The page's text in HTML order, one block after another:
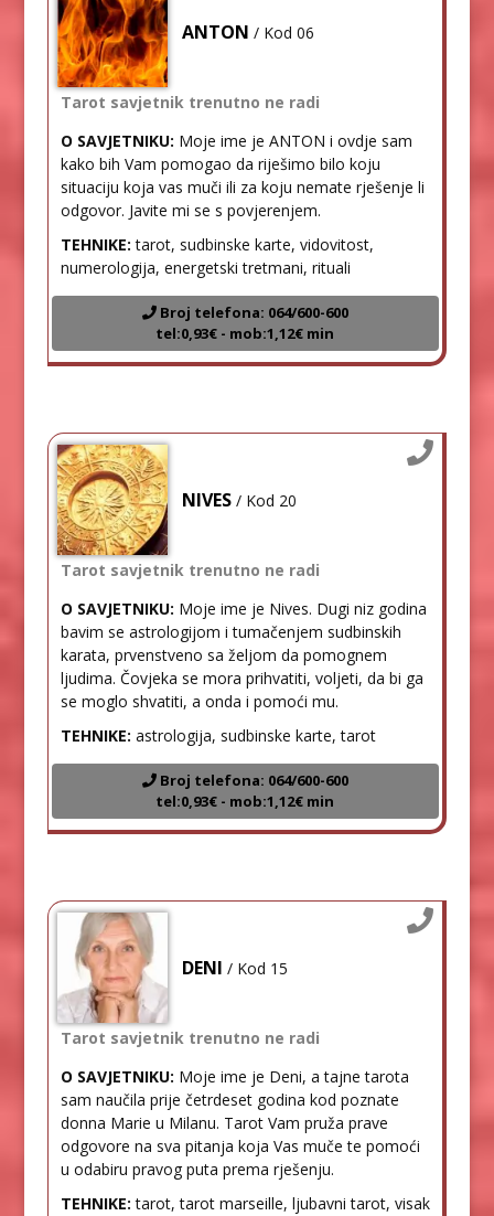
ANTON / Kod 06
Tarot savjetnik trenutno ne radi
O SAVJETNIKU: Moje ime je ANTON i ovdje sam
kako bih Vam pomogao da riješimo bilo koju
situaciju koja vas muči ili za koju nemate rješenje li
odgovor. Javite mi se s povjerenjem.
TEHNIKE: tarot, sudbinske karte, vidovitost,
numerologija, energetski tretmani, rituali
Broj telefona: 064/600-600
tel:0,93€ - mob:1,12€ min
NIVES / Kod 20
Tarot savjetnik trenutno ne radi
O SAVJETNIKU: Moje ime je Nives. Dugi niz godina
bavim se astrologijom i tumačenjem sudbinskih
karata, prvenstveno sa željom da pomognem
ljudima. Čovjeka se mora prihvatiti, voljeti, da bi ga
se moglo shvatiti, a onda i pomoći mu.
TEHNIKE: astrologija, sudbinske karte, tarot
Broj telefona: 064/600-600
tel:0,93€ - mob:1,12€ min
DENI / Kod 15
Tarot savjetnik trenutno ne radi
O SAVJETNIKU: Moje ime je Deni, a tajne tarota
sam naučila prije četrdeset godina kod poznate
donna Marie u Milanu. Tarot Vam pruža prave
odgovore na sva pitanja koja Vas muče te pomoći
u odabiru pravog puta prema rješenju.
TEHNIKE: tarot, tarot marseille, ljubavni tarot, visak